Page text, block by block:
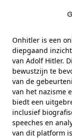
Onhitler is een
diepgaand
van Adolf Hitler.
bewustzijn te
van de
van het nazisme
biedt een
inclusief
speeches en
van dit platform